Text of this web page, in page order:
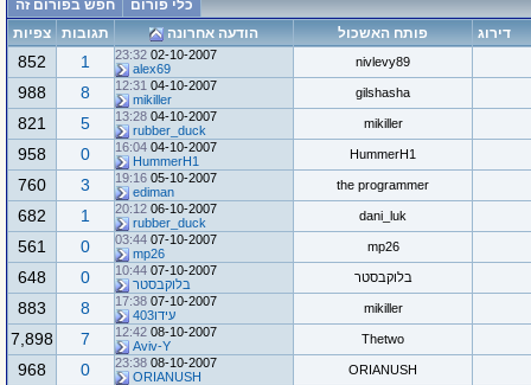
כלי פורום
חפש בפורום זה
דירוג
פותח האשכול הודעה אחרונה תגובות צפיות
nivlevy89
02-10-2007
23:32
alex69
1
852
gilshasha
04-10-2007
12:31
mikiller
8
988
mikiller
04-10-2007
13:28
rubber_duck
5
821
HummerH1
04-10-2007
16:04
HummerH1
0
958
the programmer
05-10-2007
19:16
ediman
3
760
dani_luk
06-10-2007
20:12
rubber_duck
1
682
mp26
07-10-2007
03:44
mp26
0
561
בלוקבסטר 07-10-2007
10:44
בלוקבסטר
0
648
mikiller
07-10-2007
17:38
עידו403
8
883
Thetwo
08-10-2007
12:42
Aviv-Y
7
7,898
ORIANUSH
08-10-2007
23:38
ORIANUSH
0
968